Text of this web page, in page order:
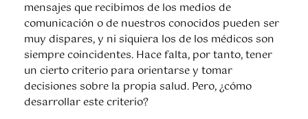
mensajes que recibimos de los medios de
comunicación o de nuestros conocidos pueden ser
muy dispares, y ni siquiera los de los médicos son
siempre coincidentes. Hace falta, por tanto, tener
un cierto criterio para orientarse y tomar
decisiones sobre la propia salud. Pero, ¿cómo
desarrollar este criterio?